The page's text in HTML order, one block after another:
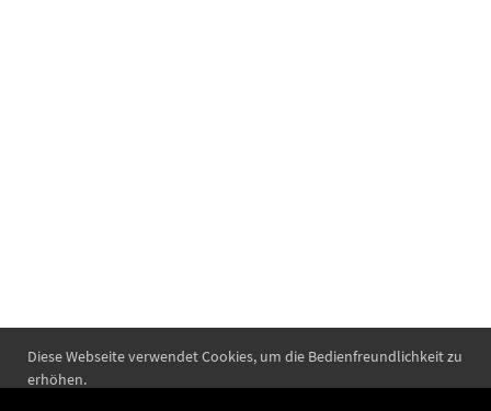
Diese Webseite verwendet Cookies, um die Bedienfreundlichkeit zu
erhöhen.